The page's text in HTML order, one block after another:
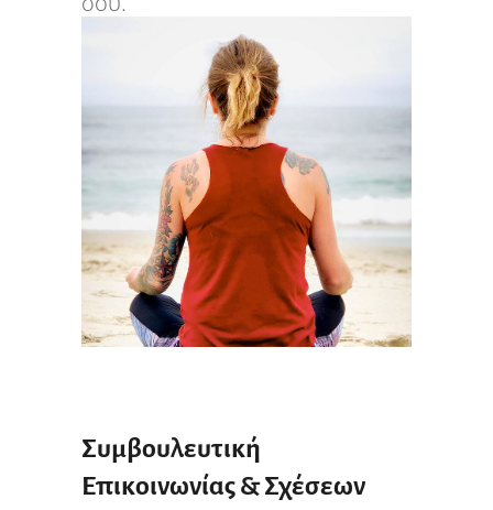
Συμβουλευτική
Επικοινωνίας & Σχέσεων